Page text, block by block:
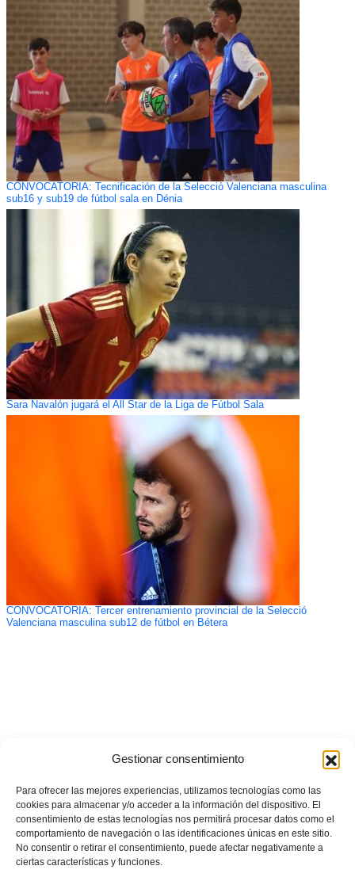
Gestionar consentimiento
Para ofrecer las mejores experiencias, utilizamos tecnologías como las
cookies para almacenar y/o acceder a la información del dispositivo. El
consentimiento de estas tecnologías nos permitirá procesar datos como el
comportamiento de navegación o las identificaciones únicas en este sitio.
No consentir o retirar el consentimiento, puede afectar negativamente a
ciertas características y funciones.
CONVOCATORIA: Tecnificación de la Selecció Valenciana masculina
sub16 y sub19 de fútbol sala en Dénia
Sara Navalón jugará el All Star de la Liga de Fútbol Sala
CONVOCATORIA: Tercer entrenamiento provincial de la Selecció
Valenciana masculina sub12 de fútbol en Bétera